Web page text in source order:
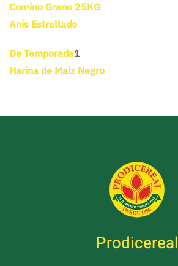
Comino Grano 25KG
Anis Estrellado
De Temporada1
Harina de Maíz Negro
Prodicereal